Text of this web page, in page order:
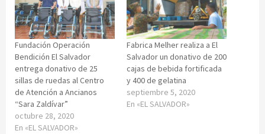
Fundación Operación
Bendición El Salvador
entrega donativo de 25
sillas de ruedas al Centro
de Atención a Ancianos
“Sara Zaldívar”
octubre 28, 2020
En «EL SALVADOR»
Fabrica Melher realiza a El
Salvador un donativo de 200
cajas de bebida fortificada
y 400 de gelatina
septiembre 5, 2020
En «EL SALVADOR»